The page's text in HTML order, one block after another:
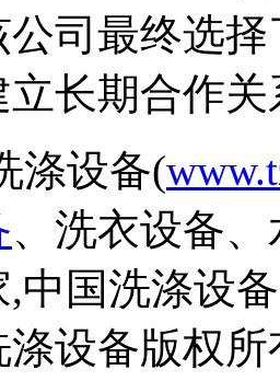
司最终选
长期合作关
涤设备(
、洗衣设备
中国洗涤设
设备版权